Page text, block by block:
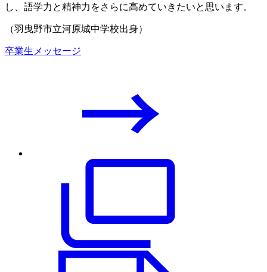
し、語学力と精神力をさらに高めていきたいと思います。
（羽曳野市立河原城中学校出身）
卒業生メッセージ